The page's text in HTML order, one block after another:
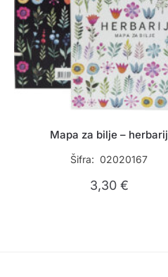
Mapa za bilje – herbarij
Šifra: 02020167
3,30 €